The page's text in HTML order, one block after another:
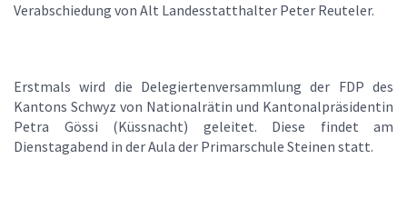
Verabschiedung von Alt Landesstatthalter Peter Reuteler.
Erstmals wird die Delegiertenversammlung der FDP des
Kantons Schwyz von Nationalrätin und Kantonalpräsidentin
Petra Gössi (Küssnacht) geleitet. Diese findet am
Dienstagabend in der Aula der Primarschule Steinen statt.